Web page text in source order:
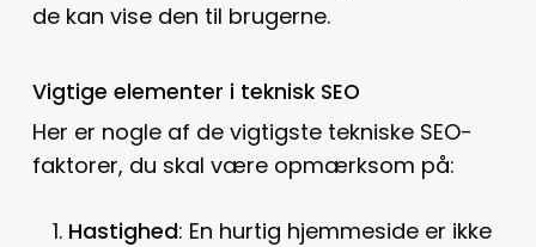
de kan vise den til brugerne.
Vigtige elementer i teknisk SEO
Her er nogle af de vigtigste tekniske SEO-
faktorer, du skal være opmærksom på:
Hastighed: En hurtig hjemmeside er ikke